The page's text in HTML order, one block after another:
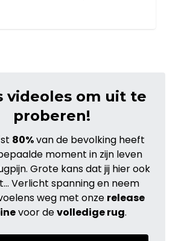
videoles om uit te
proberen!
80%van de bevolking heeft
moment in zijn leven
Grote kans dat jij hier ook
Verlicht spanning en neem
weg met onze release
voor devolledige rug.